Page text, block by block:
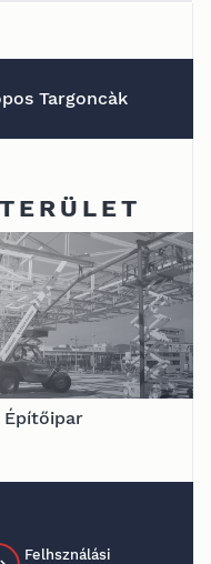
Targoncàk
Építőipar
Felhsználási